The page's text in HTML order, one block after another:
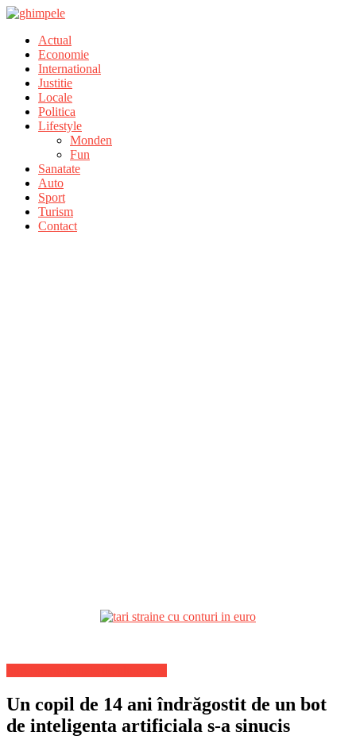
Actual
Economie
International
Justitie
Locale
Politica
Lifestyle
Monden
Fun
Sanatate
Auto
Sport
Turism
Contact
Un copil de 14 ani îndrăgostit de un bot
de inteligenta artificiala s-a sinucis